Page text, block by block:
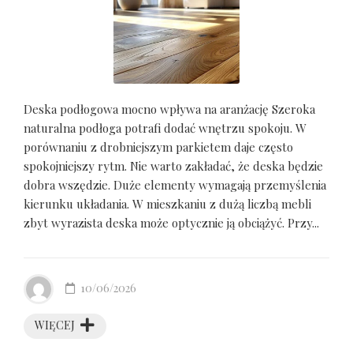
Deska podłogowa mocno wpływa na aranżację Szeroka
naturalna podłoga potrafi dodać wnętrzu spokoju. W
porównaniu z drobniejszym parkietem daje często
spokojniejszy rytm. Nie warto zakładać, że deska będzie
dobra wszędzie. Duże elementy wymagają przemyślenia
kierunku układania. W mieszkaniu z dużą liczbą mebli
zbyt wyrazista deska może optycznie ją obciążyć. Przy...
WIĘCEJ
10/06/2026